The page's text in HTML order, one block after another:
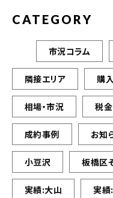
CATEGORY
市況コラム
隣接エリア 購
相場・市況 税金
成約事例 お知
小豆沢 板橋区
実績:大山 実績